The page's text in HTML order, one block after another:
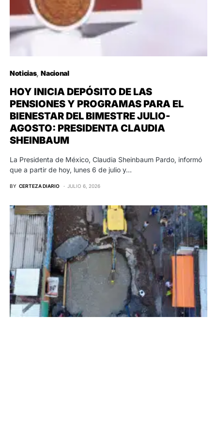
Noticias Nacional
HOY INICIA DEPÓSITO DE LAS
PENSIONES Y PROGRAMAS PARA EL
BIENESTAR DEL BIMESTRE JULIO-
AGOSTO: PRESIDENTA CLAUDIA
SHEINBAUM
La Presidenta de México, Claudia Sheinbaum Pardo, informó
que a partir de hoy, lunes 6 de julio y…
BY CERTEZA DIARIO JULIO 6, 2026